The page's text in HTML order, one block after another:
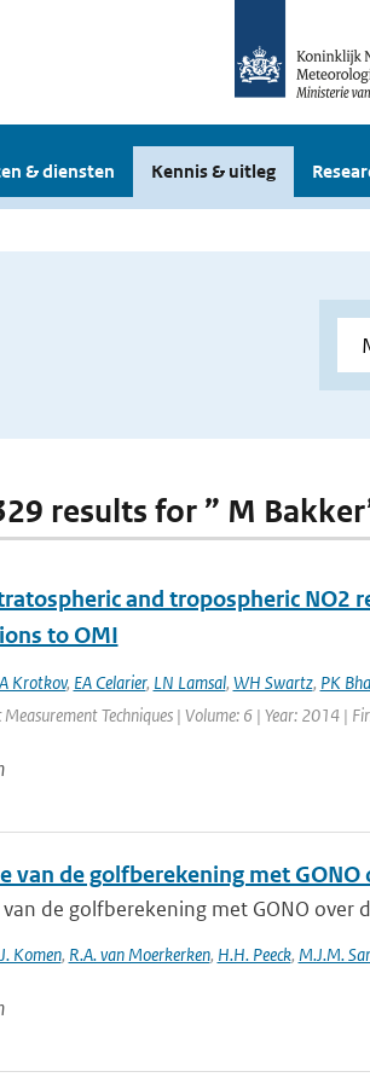
& diensten Kennis & uitleg
results for ” M
and tropospheric
to OMI
Krotkov, EA Celarier, LN Lamsal, WH Swartz, PK
Techniques | Volume: 6 | Year: 2014 |
van de golfberekening met
van de golfberekening met GONO
Komen, R.A. van Moerkerken, H.H. Peeck, M.J.M.